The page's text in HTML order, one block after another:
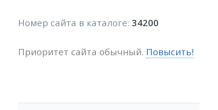
Номер сайта в каталоге:34200
Приоритет сайта обычный. Повысить!